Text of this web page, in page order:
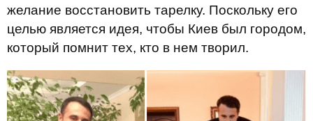
желание восстановить тарелку. Поскольку его
целью является идея, чтобы Киев был городом,
который помнит тех, кто в нем творил.